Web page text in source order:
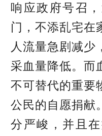
响应政府号召
门，不添乱宅在
人流量急剧减少
采血量降低。而
不可替代的重要
公民的自愿捐献
分严峻，并且